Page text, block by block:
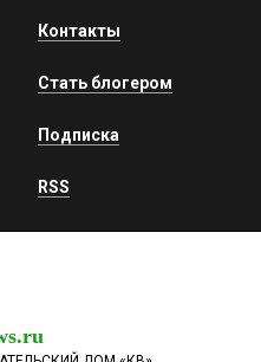
Контакты
Стать блогером
Подписка
RSS